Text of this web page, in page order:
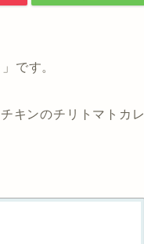
です。
キンのチリトマトカレ